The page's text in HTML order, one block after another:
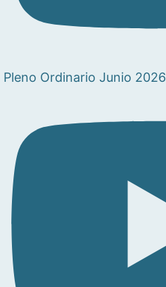
Pleno Ordinario Junio 2026